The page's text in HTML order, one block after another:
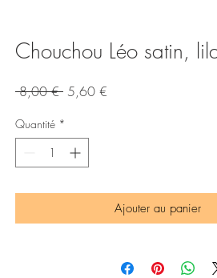
Chouchou Léo satin,
8,00 € Prix
5,60 €
Quantité *
Ajouter au panier